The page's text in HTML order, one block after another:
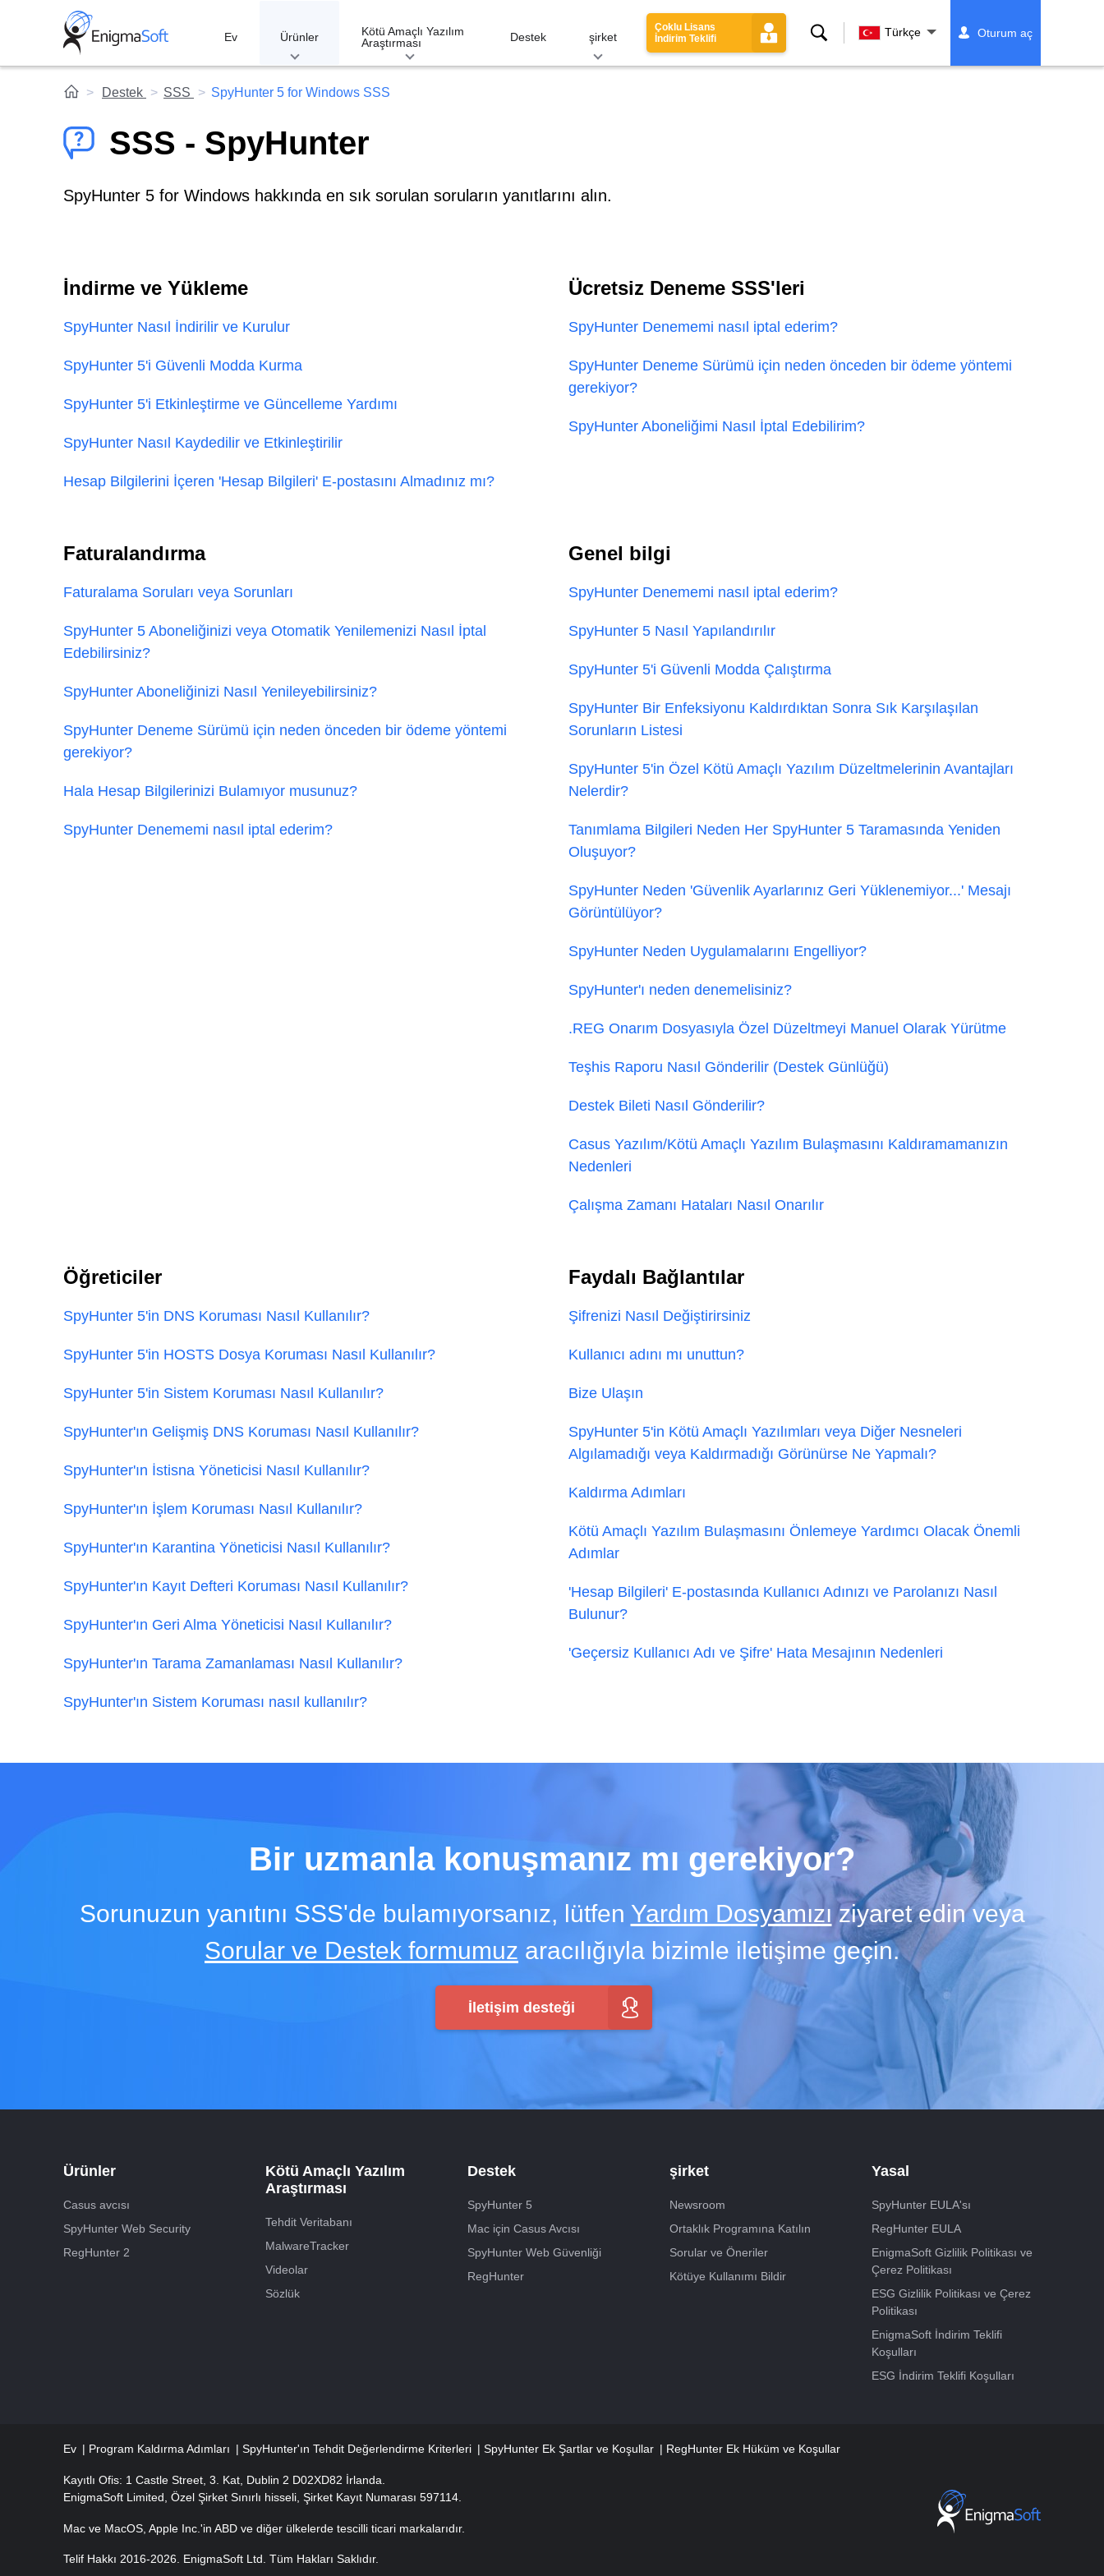
Ev Ürünler
Kötü Amaçlı Yazılım
Araştırması
Destek şirket
Çoklu Lisans
İndirim Teklifi
Ara Türkçe Oturum aç
Destek SSS SpyHunter 5 for Windows SSS
SSS - SpyHunter
SpyHunter 5 for Windows hakkında en sık sorulan soruların yanıtlarını alın.
İndirme ve Yükleme
SpyHunter Nasıl İndirilir ve Kurulur
SpyHunter 5'i Güvenli Modda Kurma
SpyHunter 5'i Etkinleştirme ve Güncelleme Yardımı
SpyHunter Nasıl Kaydedilir ve Etkinleştirilir
Hesap Bilgilerini İçeren 'Hesap Bilgileri' E-postasını Almadınız mı?
Ücretsiz Deneme SSS'leri
SpyHunter Denememi nasıl iptal ederim?
SpyHunter Deneme Sürümü için neden önceden bir ödeme yöntemi
gerekiyor?
SpyHunter Aboneliğimi Nasıl İptal Edebilirim?
Faturalandırma
Faturalama Soruları veya Sorunları
SpyHunter 5 Aboneliğinizi veya Otomatik Yenilemenizi Nasıl İptal
Edebilirsiniz?
SpyHunter Aboneliğinizi Nasıl Yenileyebilirsiniz?
SpyHunter Deneme Sürümü için neden önceden bir ödeme yöntemi
gerekiyor?
Hala Hesap Bilgilerinizi Bulamıyor musunuz?
SpyHunter Denememi nasıl iptal ederim?
Genel bilgi
SpyHunter Denememi nasıl iptal ederim?
SpyHunter 5 Nasıl Yapılandırılır
SpyHunter 5'i Güvenli Modda Çalıştırma
SpyHunter Bir Enfeksiyonu Kaldırdıktan Sonra Sık Karşılaşılan
Sorunların Listesi
SpyHunter 5'in Özel Kötü Amaçlı Yazılım Düzeltmelerinin Avantajları
Nelerdir?
Tanımlama Bilgileri Neden Her SpyHunter 5 Taramasında Yeniden
Oluşuyor?
SpyHunter Neden 'Güvenlik Ayarlarınız Geri Yüklenemiyor...' Mesajı
Görüntülüyor?
SpyHunter Neden Uygulamalarını Engelliyor?
SpyHunter'ı neden denemelisiniz?
.REG Onarım Dosyasıyla Özel Düzeltmeyi Manuel Olarak Yürütme
Teşhis Raporu Nasıl Gönderilir (Destek Günlüğü)
Destek Bileti Nasıl Gönderilir?
Casus Yazılım/Kötü Amaçlı Yazılım Bulaşmasını Kaldıramamanızın
Nedenleri
Çalışma Zamanı Hataları Nasıl Onarılır
Öğreticiler
SpyHunter 5'in DNS Koruması Nasıl Kullanılır?
SpyHunter 5'in HOSTS Dosya Koruması Nasıl Kullanılır?
SpyHunter 5'in Sistem Koruması Nasıl Kullanılır?
SpyHunter'ın Gelişmiş DNS Koruması Nasıl Kullanılır?
SpyHunter'ın İstisna Yöneticisi Nasıl Kullanılır?
SpyHunter'ın İşlem Koruması Nasıl Kullanılır?
SpyHunter'ın Karantina Yöneticisi Nasıl Kullanılır?
SpyHunter'ın Kayıt Defteri Koruması Nasıl Kullanılır?
SpyHunter'ın Geri Alma Yöneticisi Nasıl Kullanılır?
SpyHunter'ın Tarama Zamanlaması Nasıl Kullanılır?
SpyHunter'ın Sistem Koruması nasıl kullanılır?
Faydalı Bağlantılar
Şifrenizi Nasıl Değiştirirsiniz
Kullanıcı adını mı unuttun?
Bize Ulaşın
SpyHunter 5'in Kötü Amaçlı Yazılımları veya Diğer Nesneleri
Algılamadığı veya Kaldırmadığı Görünürse Ne Yapmalı?
Kaldırma Adımları
Kötü Amaçlı Yazılım Bulaşmasını Önlemeye Yardımcı Olacak Önemli
Adımlar
'Hesap Bilgileri' E-postasında Kullanıcı Adınızı ve Parolanızı Nasıl
Bulunur?
'Geçersiz Kullanıcı Adı ve Şifre' Hata Mesajının Nedenleri
Bir uzmanla konuşmanız mı gerekiyor?
Sorunuzun yanıtını SSS'de bulamıyorsanız, lütfen Yardım Dosyamızı ziyaret edin veya
Sorular ve Destek formumuz aracılığıyla bizimle iletişime geçin.
İletişim desteği
Ürünler
Casus avcısı
SpyHunter Web Security
RegHunter 2
Kötü Amaçlı Yazılım
Araştırması
Tehdit Veritabanı
MalwareTracker
Videolar
Sözlük
Destek
SpyHunter 5
Mac için Casus Avcısı
SpyHunter Web Güvenliği
RegHunter
şirket
Newsroom
Ortaklık Programına Katılın
Sorular ve Öneriler
Kötüye Kullanımı Bildir
Yasal
SpyHunter EULA'sı
RegHunter EULA
EnigmaSoft Gizlilik Politikası ve
Çerez Politikası
ESG Gizlilik Politikası ve Çerez
Politikası
EnigmaSoft İndirim Teklifi
Koşulları
ESG İndirim Teklifi Koşulları
Ev Program Kaldırma Adımları SpyHunter'ın Tehdit Değerlendirme Kriterleri SpyHunter Ek Şartlar ve Koşullar RegHunter Ek Hüküm ve Koşullar
Kayıtlı Ofis: 1 Castle Street, 3. Kat, Dublin 2 D02XD82 İrlanda.
EnigmaSoft Limited, Özel Şirket Sınırlı hisseli, Şirket Kayıt Numarası 597114.
Mac ve MacOS, Apple Inc.'in ABD ve diğer ülkelerde tescilli ticari markalarıdır.
Telif Hakkı 2016-2026. EnigmaSoft Ltd. Tüm Hakları Saklıdır.